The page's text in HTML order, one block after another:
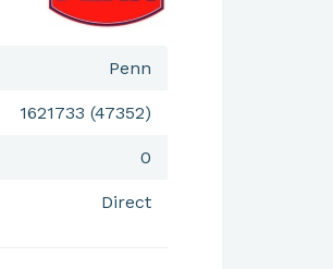
Penn
1621733 (47352)
0
Direct